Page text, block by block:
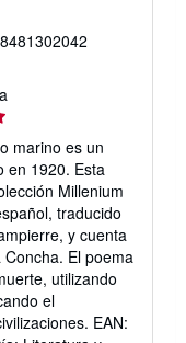
marino es un
en 1920. Esta
Millenium
traducido
y cuenta
El poema
utilizando
el
EAN: